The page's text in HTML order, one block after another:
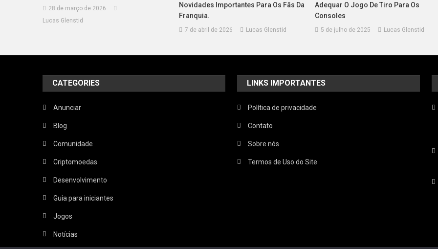
28 de março de 2026
Lucas Glenstid
Novidades Importantes Para Os Fãs Da
Franquia.
7 de abril de 2026 Lucas Glenstid
Adequar O Jogo De Tiro Para Os
Consoles
5 de julho de 2025 Lucas Glenstid
CATEGORIES
Anunciar
Blog
Comunidade
Criptomoedas
Desenvolvimento
Guia para iniciantes
Jogos
Notícias
LINKS IMPORTANTES
Política de privacidade
Contato
Sobre nós
Termos de Uso do Site